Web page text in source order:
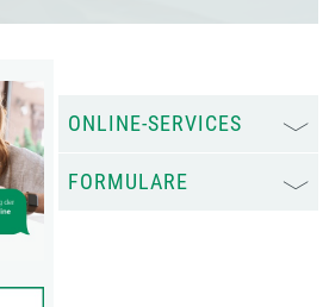
ONLINE-SERVICES
FORMULARE